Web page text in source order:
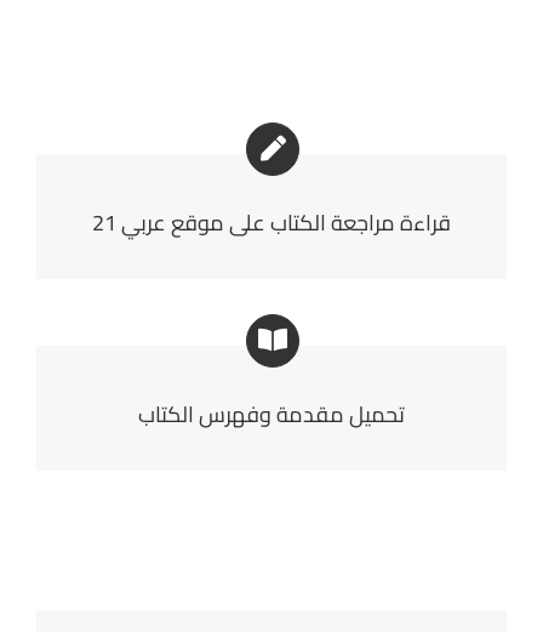
قراءة مراجعة الكتاب على موقع عربي 21
تحميل مقدمة وفهرس الكتاب